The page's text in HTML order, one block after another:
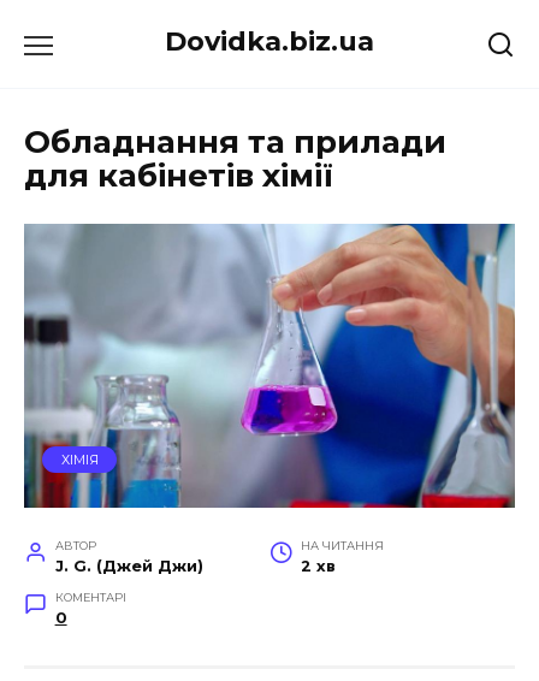
до
Dovidka.biz.ua
Обладнання та прилади
для кабінетів хімії
ХІМІЯ
АВТОР
J. G. (Джей Джи)
НА ЧИТАННЯ
2 хв
КОМЕНТАРІ
0